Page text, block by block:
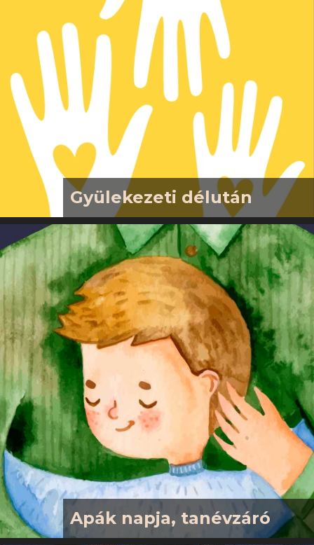
politikai karrierjét: Budapest
polgármester-helyetteseként,
szocialista képviselőként. 2009-es
bukásáról is sokan tudnak. Arról már
kevesebben, hogy mi történt vele
azután: megtéréséről és
újjászületéséről Jézus Krisztusban.
Azóta egy kis Tolna megyei
zsákfaluban él,…
Gyülekezeti délután
2026. jún 21., vasárnap, 15.00A
gyülekezeti délután a
közösségépítés, a közös gondolkodás
alkalma. Szeretnénk, ha ez az idő a
kötetlen beszélgetésekről, egymás
mélyebb megismeréséről és a
közösségünk építéséről szólna.
Gyertek el, gondolkodjunk együtt a
jövőnkről, és töltsünk el egy délutánt
testvéri közösségben! Süteményt,
gyümölcsöt, jókedvet örömmel
fogadunk!
Apák napja, tanévzáró